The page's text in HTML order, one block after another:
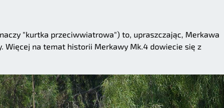
"kurtka przeciwwiatrowa") to, upraszczając, Merkawa
Więcej na temat historii Merkawy Mk.4 dowiecie się z